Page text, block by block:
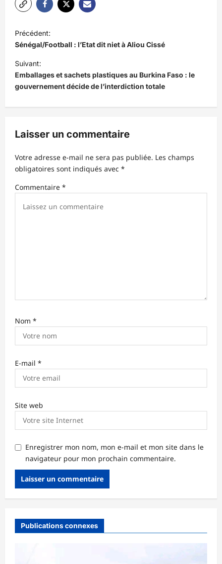
a
v
i
g
a
i
n
’
e
Précédent:
Sénégal/Football : l’Etat dit niet à Aliou Cissé
Suivant:
Emballages et sachets plastiques au Burkina Faso : le
gouvernement décide de l’interdiction totale
Laisser un commentaire
Votre adresse e-mail ne sera pas publiée. Les champs
obligatoires sont indiqués avec *
Commentaire *
Nom *
E-mail *
Site web
Enregistrer mon nom, mon e-mail et mon site dans le
navigateur pour mon prochain commentaire.
Publications connexes